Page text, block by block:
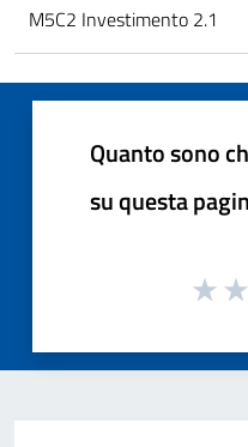
M5C2 Investimento 2.1
Quanto sono
su questa